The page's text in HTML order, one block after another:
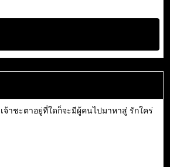
าชะตาอยู่ที่ใดก็จะมีผู้คนไปมาหาสู่ รักใคร่